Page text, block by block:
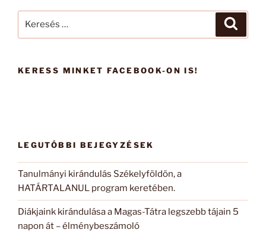
KERESS MINKET FACEBOOK-ON IS!
LEGUTÓBBI BEJEGYZÉSEK
Tanulmányi kirándulás Székelyföldön, a
HATÁRTALANUL program keretében.
Diákjaink kirándulása a Magas-Tátra legszebb tájain 5
napon át – élménybeszámoló